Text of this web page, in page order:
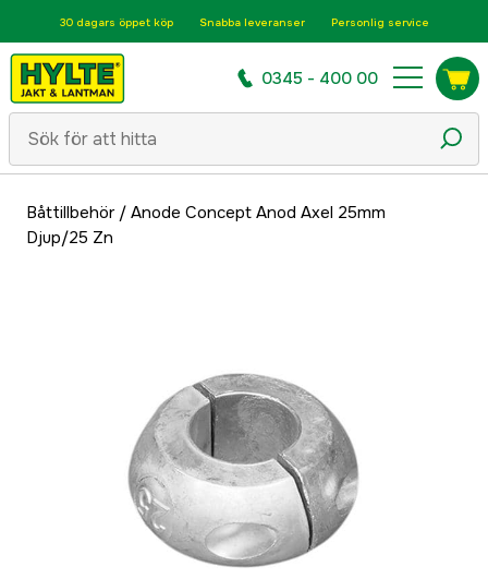
30 dagars öppet köp Snabba leveranser Personlig service
0345 - 400 00
Båttillbehör/ Anode Concept Anod Axel 25mm
Djup/25 Zn